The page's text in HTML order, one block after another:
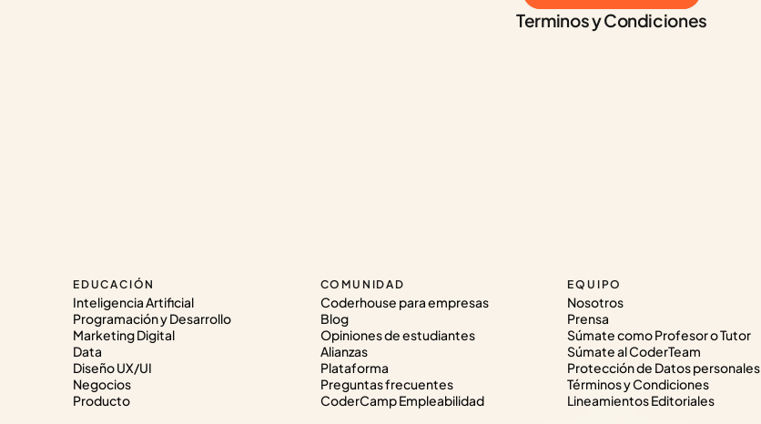
Terminos y Condiciones
EDUCACIÓN
Inteligencia Artificial
Programación y Desarrollo
Marketing Digital
Data
Diseño UX/UI
Negocios
Producto
COMUNIDAD
Coderhouse para empresas
Blog
Opiniones de estudiantes
Alianzas
Plataforma
Preguntas frecuentes
CoderCamp Empleabilidad
EQUIPO
Nosotros
Prensa
Súmate como Profesor o Tutor
Súmate al CoderTeam
Protección de Datos personales
Términos y Condiciones
Lineamientos Editoriales